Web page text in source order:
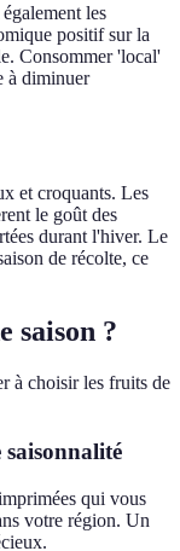
les
positif sur la
Consommer 'local'
à diminuer
et croquants. Les
le goût des
durant l'hiver. Le
de récolte, ce
saison ?
à choisir les fruits de
qui vous
votre région. Un